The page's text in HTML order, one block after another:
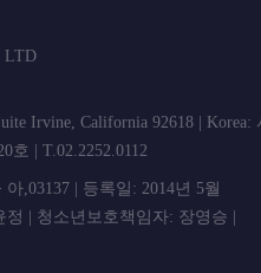
| PEDIEN co.,
Irvine, California 92618 | Korea:
호 | T.02.2252.0112
,03137 | 등록일: 2014년 5월
| 청소년보호책임자: 장영승 |